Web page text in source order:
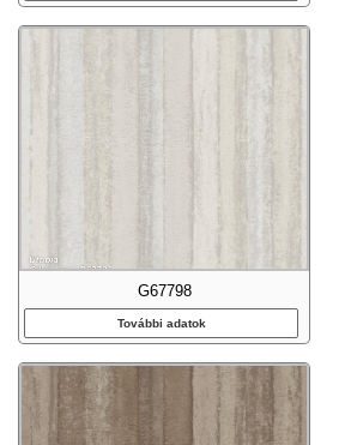
G67798
További adatok